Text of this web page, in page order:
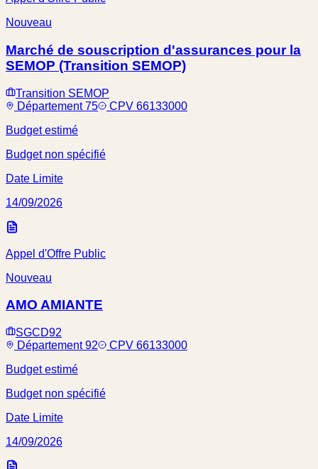
Nouveau
Marché de souscription d'assurances pour la
SEMOP (Transition SEMOP)
Transition SEMOP
Département 75
CPV 66133000
Budget estimé
Budget non spécifié
Date Limite
14/09/2026
Appel d'Offre Public
Nouveau
AMO AMIANTE
SGCD92
Département 92
CPV 66133000
Budget estimé
Budget non spécifié
Date Limite
14/09/2026